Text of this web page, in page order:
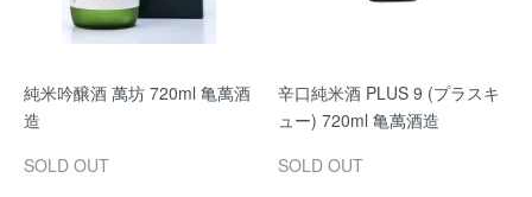
純米吟醸酒 萬坊 720ml 亀萬酒
造
SOLD OUT
辛口純米酒 PLUS 9 (プラスキ
ュー) 720ml 亀萬酒造
SOLD OUT